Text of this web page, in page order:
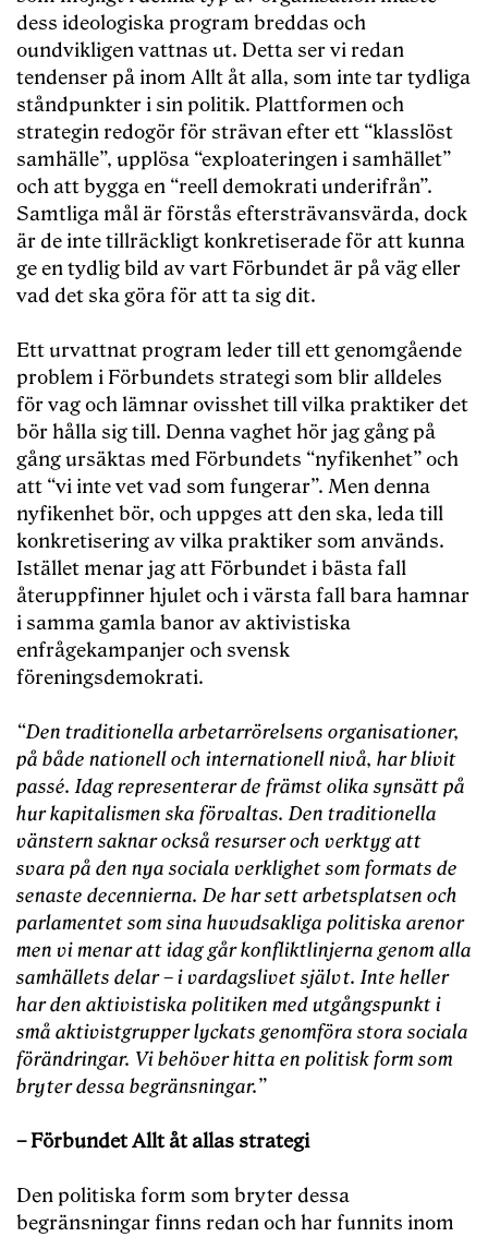
dess ideologiska program breddas och
oundvikligen vattnas ut. Detta ser vi redan
tendenser på inom Allt åt alla, som inte tar tydliga
ståndpunkter i sin politik. Plattformen och
strategin redogör för strävan efter ett “klasslöst
samhälle”, upplösa “exploateringen i samhället”
och att bygga en “reell demokrati underifrån”.
Samtliga mål är förstås eftersträvansvärda, dock
är de inte tillräckligt konkretiserade för att kunna
ge en tydlig bild av vart Förbundet är på väg eller
vad det ska göra för att ta sig dit.
Ett urvattnat program leder till ett genomgående
problem i Förbundets strategi som blir alldeles
för vag och lämnar ovisshet till vilka praktiker det
bör hålla sig till. Denna vaghet hör jag gång på
gång ursäktas med Förbundets “nyfikenhet” och
att “vi inte vet vad som fungerar”. Men denna
nyfikenhet bör, och uppges att den ska, leda till
konkretisering av vilka praktiker som används.
Istället menar jag att Förbundet i bästa fall
återuppfinner hjulet och i värsta fall bara hamnar
i samma gamla banor av aktivistiska
enfrågekampanjer och svensk
föreningsdemokrati.
“Den traditionella arbetarrörelsens organisationer,
på både nationell och internationell nivå, har blivit
passé. Idag representerar de främst olika synsätt på
hur kapitalismen ska förvaltas. Den traditionella
vänstern saknar också resurser och verktyg att
svara på den nya sociala verklighet som formats de
senaste decennierna. De har sett arbetsplatsen och
parlamentet som sina huvudsakliga politiska arenor
men vi menar att idag går konfliktlinjerna genom alla
samhällets delar – i vardagslivet självt. Inte heller
har den aktivistiska politiken med utgångspunkt i
små aktivistgrupper lyckats genomföra stora sociala
förändringar. Vi behöver hitta en politisk form som
bryter dessa begränsningar.”
– Förbundet Allt åt allas strategi
Den politiska form som bryter dessa
begränsningar finns redan och har funnits inom